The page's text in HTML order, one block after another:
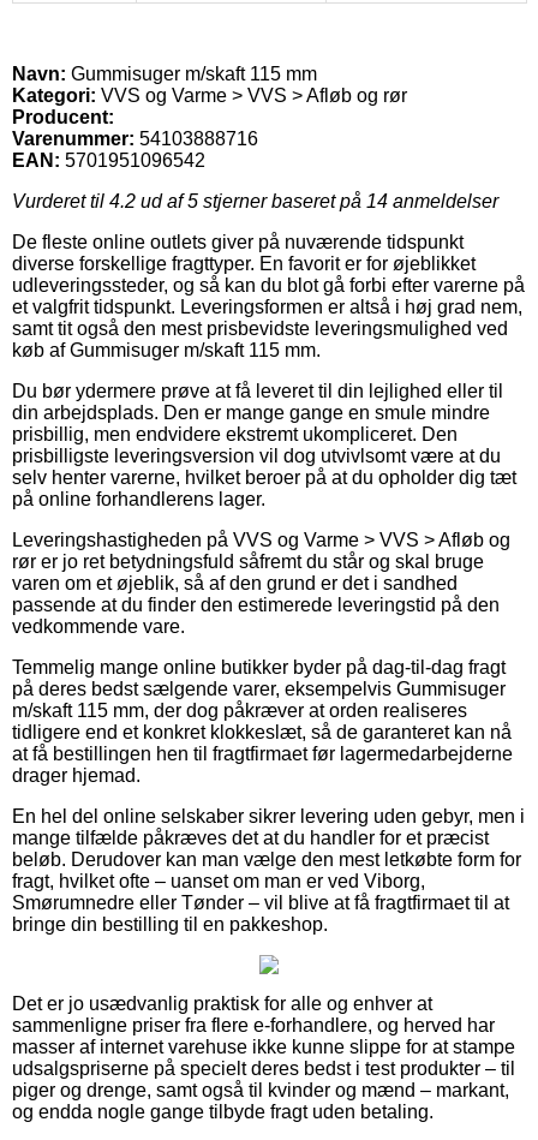
Navn: Gummisuger m/skaft 115 mm
Kategori: VVS og Varme > VVS > Afløb og rør
Producent:
Varenummer: 54103888716
EAN: 5701951096542
Vurderet til 4.2 ud af 5 stjerner baseret på 14 anmeldelser
De fleste online outlets giver på nuværende tidspunkt
diverse forskellige fragttyper. En favorit er for øjeblikket
udleveringssteder, og så kan du blot gå forbi efter varerne på
et valgfrit tidspunkt. Leveringsformen er altså i høj grad nem,
samt tit også den mest prisbevidste leveringsmulighed ved
køb af Gummisuger m/skaft 115 mm.
Du bør ydermere prøve at få leveret til din lejlighed eller til
din arbejdsplads. Den er mange gange en smule mindre
prisbillig, men endvidere ekstremt ukompliceret. Den
prisbilligste leveringsversion vil dog utvivlsomt være at du
selv henter varerne, hvilket beroer på at du opholder dig tæt
på online forhandlerens lager.
Leveringshastigheden på VVS og Varme > VVS > Afløb og
rør er jo ret betydningsfuld såfremt du står og skal bruge
varen om et øjeblik, så af den grund er det i sandhed
passende at du finder den estimerede leveringstid på den
vedkommende vare.
Temmelig mange online butikker byder på dag-til-dag fragt
på deres bedst sælgende varer, eksempelvis Gummisuger
m/skaft 115 mm, der dog påkræver at orden realiseres
tidligere end et konkret klokkeslæt, så de garanteret kan nå
at få bestillingen hen til fragtfirmaet før lagermedarbejderne
drager hjemad.
En hel del online selskaber sikrer levering uden gebyr, men i
mange tilfælde påkræves det at du handler for et præcist
beløb. Derudover kan man vælge den mest letkøbte form for
fragt, hvilket ofte – uanset om man er ved Viborg,
Smørumnedre eller Tønder – vil blive at få fragtfirmaet til at
bringe din bestilling til en pakkeshop.
Det er jo usædvanlig praktisk for alle og enhver at
sammenligne priser fra flere e-forhandlere, og herved har
masser af internet varehuse ikke kunne slippe for at stampe
udsalgspriserne på specielt deres bedst i test produkter – til
piger og drenge, samt også til kvinder og mænd – markant,
og endda nogle gange tilbyde fragt uden betaling.